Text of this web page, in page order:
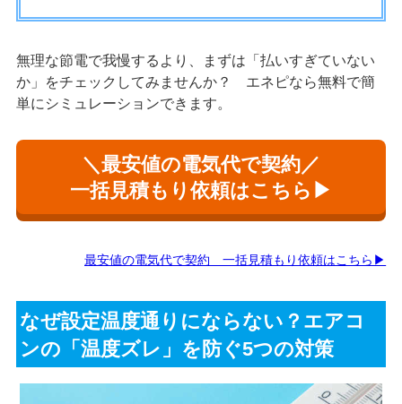
無理な節電で我慢するより、まずは「払いすぎていない
か」をチェックしてみませんか？ エネピなら無料で簡
単にシミュレーションできます。
＼最安値の電気代で契約／
一括見積もり依頼はこちら▶
最安値の電気代で契約 一括見積もり依頼はこちら▶
なぜ設定温度通りにならない？エアコ
ンの「温度ズレ」を防ぐ5つの対策